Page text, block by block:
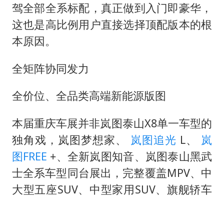
驾全部全系标配，真正做到入门即豪华，
这也是高比例用户直接选择顶配版本的根
本原因。
全矩阵协同发力
全价位、全品类高端新能源版图
本届重庆车展并非岚图泰山X8单一车型的
独角戏，岚图梦想家、
岚图追光 L、
岚
图FREE +、全新岚图知音、岚图泰山黑武
士全系车型同台展出，完整覆盖MPV、中
大型五座SUV、中型家用SUV、旗舰轿车